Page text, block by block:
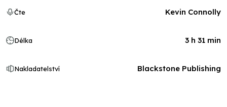
Čte Kevin Connolly
Délka 3 h 31 min
Nakladatelství Blackstone Publishing